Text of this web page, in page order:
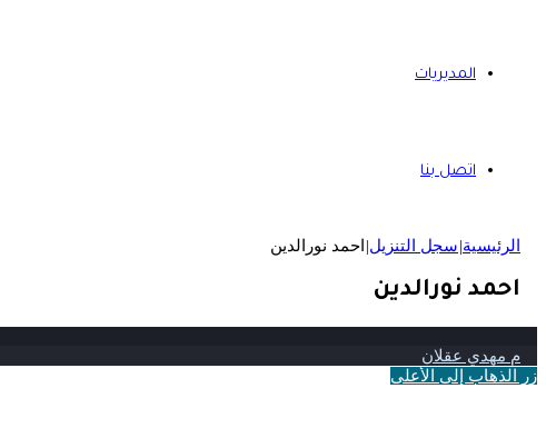
المديريات
اتصل بنا
الرئيسية|سجل التنزيل| احمد نورالدين
احمد نورالدين
م مهدي عقلان
زر الذهاب إلى الأعلى